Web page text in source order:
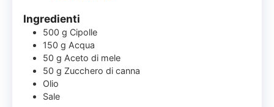
Ingredienti
500 g Cipolle
150 g Acqua
50 g Aceto di mele
50 g Zucchero di canna
Olio
Sale